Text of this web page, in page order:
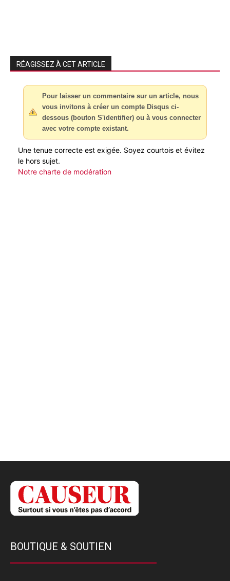
RÉAGISSEZ À CET ARTICLE
Pour laisser un commentaire sur un article, nous
vous invitons à créer un compte Disqus ci-
dessous (bouton S'identifier) ou à vous connecter
avec votre compte existant.
Une tenue correcte est exigée. Soyez courtois et évitez
le hors sujet.
Notre charte de modération
BOUTIQUE & SOUTIEN